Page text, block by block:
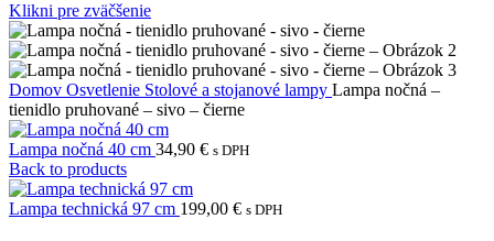
Klikni pre zväčšenie
Domov Osvetlenie Stolové a stojanové lampy Lampa nočná –
tienidlo pruhované – sivo – čierne
Lampa nočná 40 cm 34,90 € s DPH
Back to products
Lampa technická 97 cm 199,00 € s DPH